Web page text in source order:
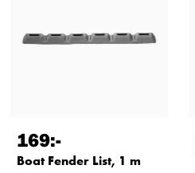
169:-
Boat Fender List, 1 m